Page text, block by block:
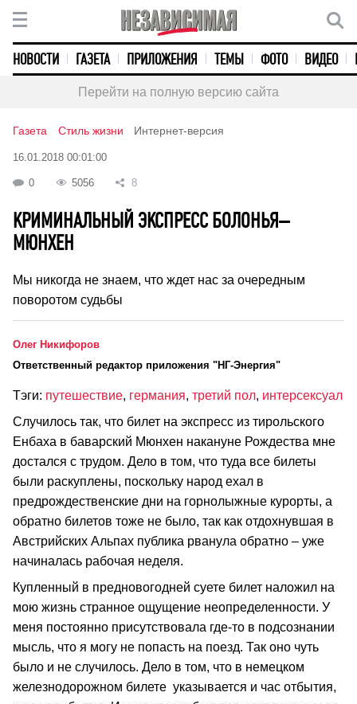
НОВОСТИ ГАЗЕТА ПРИЛОЖЕНИЯ ТЕМЫ ФОТО ВИДЕО
Перейти на полную версию сайта
Газета Стиль жизни Интернет-версия
16.01.2018 00:01:00
0 5056 8
КРИМИНАЛЬНЫЙ ЭКСПРЕСС БОЛОНЬЯ–
МЮНХЕН
Мы никогда не знаем, что ждет нас за очередным
поворотом судьбы
Олег Никифоров
Ответственный редактор приложения "НГ-Энергия"
Тэги: путешествие, германия, третий пол, интерсексуал
Случилось так, что билет на экспресс из тирольского
Енбаха в баварский Мюнхен накануне Рождества мне
достался с трудом. Дело в том, что туда все билеты
были раскуплены, поскольку народ ехал в
предрождественские дни на горнолыжные курорты, а
обратно билетов тоже не было, так как отдохнувшая в
Австрийских Альпах публика рванула обратно – уже
начиналась рабочая неделя.
Купленный в предновогодней суете билет наложил на
мою жизнь странное ощущение неопределенности. У
меня постоянно присутствовала где-то в подсознании
мысль, что я могу не попасть на поезд. Так оно чуть
было и не случилось. Дело в том, что в немецком
железнодорожном билете указывается и час отбытия,